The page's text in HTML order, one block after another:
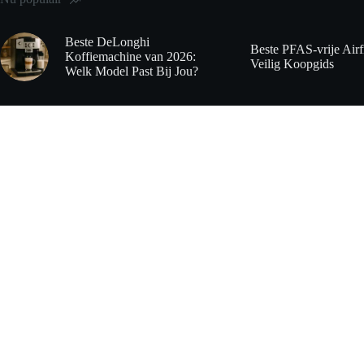
Beste DeLonghi
Koffiemachine van 2026:
Welk Model Past Bij Jou?
Beste PFAS-vrije
Veilig Koopgids